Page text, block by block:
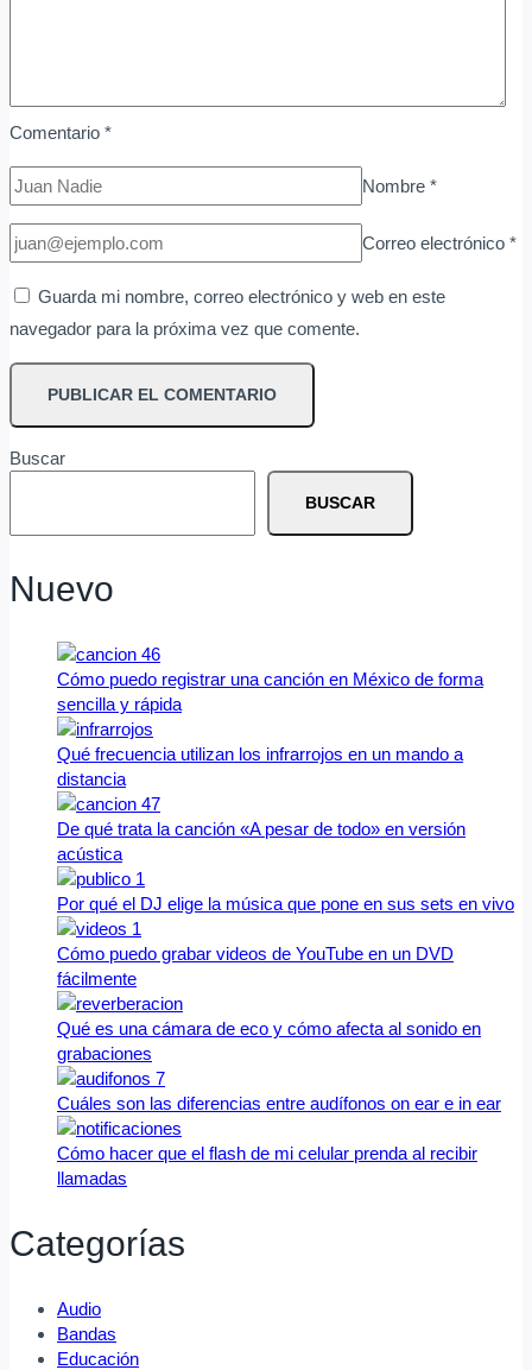
Comentario *
Nombre *
Correo electrónico *
Guarda mi nombre, correo electrónico y web en este
navegador para la próxima vez que comente.
Buscar
BUSCAR
Nuevo
Cómo puedo registrar una canción en México de forma
sencilla y rápida
Qué frecuencia utilizan los infrarrojos en un mando a
distancia
De qué trata la canción «A pesar de todo» en versión
acústica
Por qué el DJ elige la música que pone en sus sets en vivo
Cómo puedo grabar videos de YouTube en un DVD
fácilmente
Qué es una cámara de eco y cómo afecta al sonido en
grabaciones
Cuáles son las diferencias entre audífonos on ear e in ear
Cómo hacer que el flash de mi celular prenda al recibir
llamadas
Categorías
Audio
Bandas
Educación